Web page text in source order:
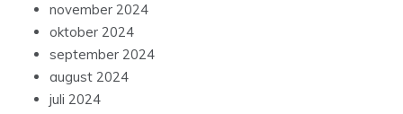
november 2024
oktober 2024
september 2024
august 2024
juli 2024